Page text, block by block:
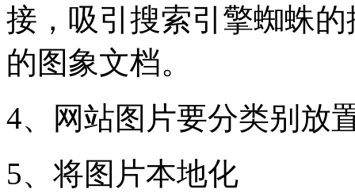
接，吸引搜索引擎蜘蛛
的图象文档。
4、网站图片要分类别放
5、将图片本地化